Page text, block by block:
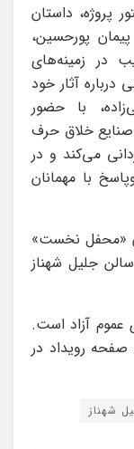
پروژه، داستان
پورحسین،
در زمینه‌های
آثار خود
با حضور
صنایع خلاق حرف
می‌کند و در
با مهمانان
«محفل نخست»
تا ۲۰ جمعه ۷ دی ۱۴۰۳ در سالن جلیل شهناز
آزاد است.
رویداد در
شهناز